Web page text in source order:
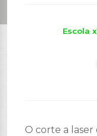
Escola
O corte a